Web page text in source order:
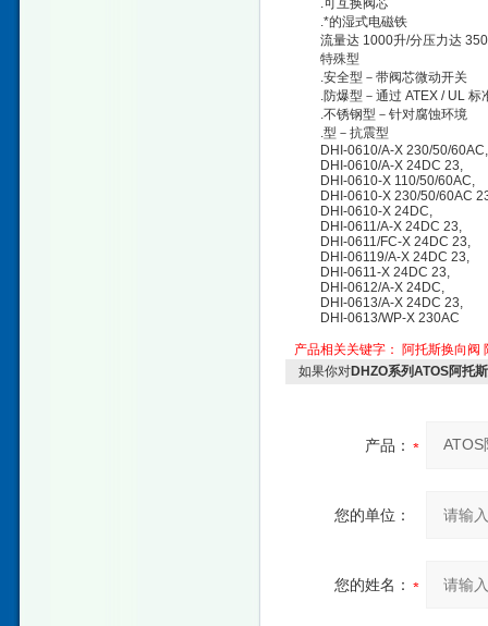
.可互换阀芯
.*的湿式电磁铁
流量达 1000升/分压力达 350
特殊型
.安全型－带阀芯微动开关
.防爆型－通过 ATEX / UL 标
.不锈钢型－针对腐蚀环境
.型－抗震型
DHI-0610/A-X 230/50/60AC,
DHI-0610/A-X 24DC 23,
DHI-0610-X 110/50/60AC,
DHI-0610-X 230/50/60AC
DHI-0610-X 24DC,
DHI-0611/A-X 24DC 23,
DHI-0611/FC-X 24DC 23,
DHI-06119/A-X 24DC 23,
DHI-0611-X 24DC 23,
DHI-0612/A-X 24DC,
DHI-0613/A-X 24DC 23,
DHI-0613/WP-X 230AC
产品相关关键字： 阿托斯换向阀
如果你对DHZO系列ATOS阿托
产品：
您的单位：
您的姓名：